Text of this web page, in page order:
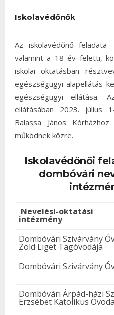
Iskolavédőnők
Az iskolavédőnő
valamint a 18 év feletti,
iskolai oktatásban
egészségügyi alapellátás
egészségügyi ellátása.
ellátásában 2023. július
Balassa János
működnek közre.
Iskolavédőnői
dombóvári
Nevelési-oktatási
intézmény
Dombóvári Szivárvány
Zöld Liget Tagóvodája
Dombóvári Szivárvány
Dombóvári Árpád-házi
Erzsébet Katolikus Óvoda